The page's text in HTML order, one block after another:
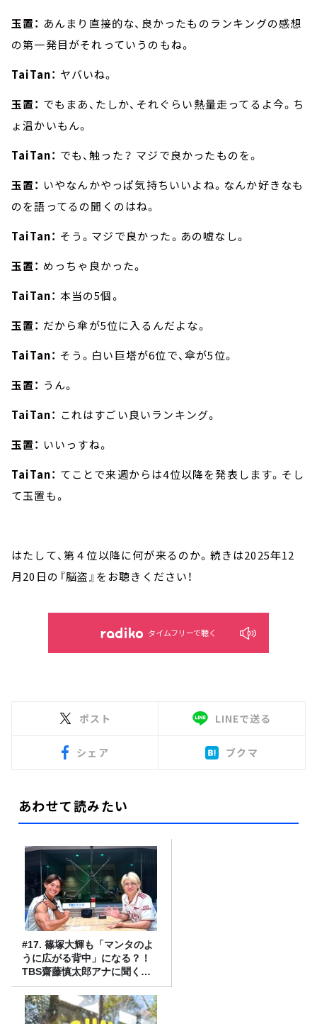
玉置： あんまり直接的な、良かったものランキングの感想
の第一発目がそれっていうのもね。
TaiTan： ヤバいね。
玉置： でもまあ、たしか、それぐらい熱量走ってるよ今。ち
ょ温かいもん。
TaiTan： でも、触った？ マジで良かったものを。
玉置： いやなんかやっぱ気持ちいいよね。なんか好きなも
のを語ってるの聞くのはね。
TaiTan： そう。マジで良かった。あの嘘なし。
玉置： めっちゃ良かった。
TaiTan： 本当の5個。
玉置： だから傘が5位に入るんだよな。
TaiTan： そう。白い巨塔が6位で、傘が5位。
玉置： うん。
TaiTan： これはすごい良いランキング。
玉置： いいっすね。
TaiTan： てことで来週からは4位以降を発表します。そし
て玉置も。
はたして、第４位以降に何が来るのか。続きは2025年12
月20日の『脳盗』をお聴きください！
タイムフリーで聴く
ポスト LINEで送る
シェア ブクマ
あわせて読みたい
#17. 篠塚大輝も「マンタのよ
うに広がる背中」になる？！
TBS齋藤慎太郎アナに聞くメ
ンズフィジークの魅力！！